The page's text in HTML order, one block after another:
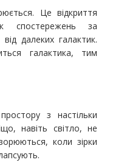
Це відкриття
спостережень за
далеких галактик.
галактика, тим
з настільки
навіть світло, не
коли зірки